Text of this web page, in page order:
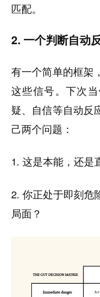
匹配。
2. 一个判断自动
有一个简单的框架
这些信号。下次
疑、自信等自动反
己两个问题：
1. 这是本能，还是
2. 你正处于即刻危
局面？